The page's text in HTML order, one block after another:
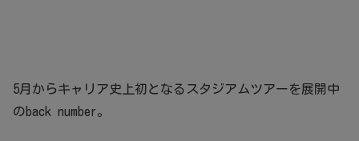
5月からキャリア史上初となるスタジアムツアーを展開中
のback number。